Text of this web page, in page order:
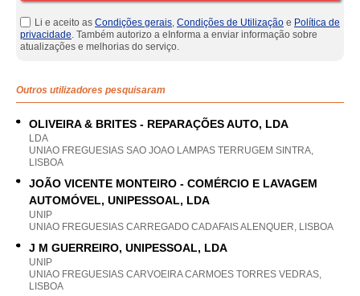
Li e aceito as Condições gerais, Condições de Utilização e Política de
privacidade. Também autorizo a eInforma a enviar informação sobre
atualizações e melhorias do serviço.
Outros utilizadores pesquisaram
OLIVEIRA & BRITES - REPARAÇÕES AUTO, LDA
LDA
UNIAO FREGUESIAS SAO JOAO LAMPAS TERRUGEM SINTRA,
LISBOA
JOÃO VICENTE MONTEIRO - COMÉRCIO E LAVAGEM
AUTOMÓVEL, UNIPESSOAL, LDA
UNIP
UNIAO FREGUESIAS CARREGADO CADAFAIS ALENQUER, LISBOA
J M GUERREIRO, UNIPESSOAL, LDA
UNIP
UNIAO FREGUESIAS CARVOEIRA CARMOES TORRES VEDRAS,
LISBOA